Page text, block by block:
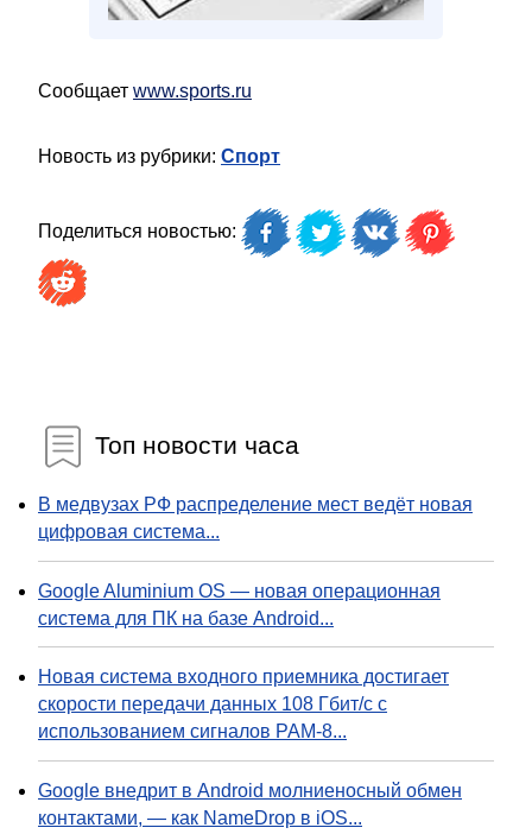
Сообщает www.sports.ru
Новость из рубрики: Спорт
Поделиться новостью:
Топ новости часа
В медвузах РФ распределение мест ведёт новая
цифровая система...
Google Aluminium OS — новая операционная
система для ПК на базе Android...
Новая система входного приемника достигает
скорости передачи данных 108 Гбит/с с
использованием сигналов PAM-8...
Google внедрит в Android молниеносный обмен
контактами, — как NameDrop в iOS...